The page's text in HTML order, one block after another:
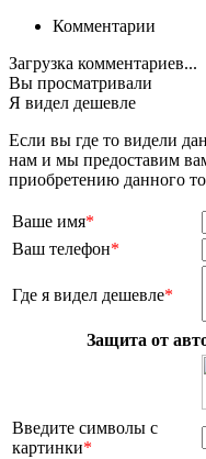
Комментарии
Загрузка комментариев...
Вы просматривали
Я видел дешевле
Если вы где то видели
нам и мы предоставим
приобретению данного
Ваше имя*
Ваш телефон*
Где я видел дешевле*
Защита от
Введите символы с
картинки*